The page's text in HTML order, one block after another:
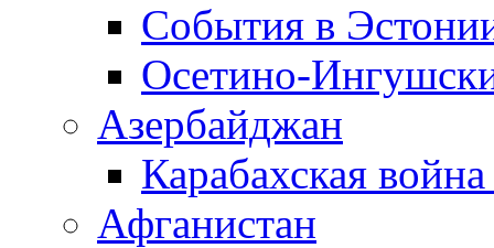
События в
Осетино-
Азербайджан
Карабахская
Афганистан